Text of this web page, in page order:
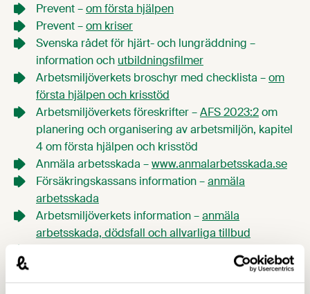
Prevent –om första hjälpen
Prevent –om kriser
Svenska rådet för hjärt- och lungräddning –
information och utbildningsfilmer
Arbetsmiljöverkets broschyr med checklista –om
första hjälpen och krisstöd
Arbetsmiljöverkets föreskrifter –AFS 2023:2om
planering och organisering av arbetsmiljön, kapitel
4 om första hjälpen och krisstöd
Anmäla arbetsskada –www.anmalarbetsskada.se
Försäkringskassans information –anmäla
arbetsskada
Arbetsmiljöverkets information –anmäla
arbetsskada, dödsfall och allvarliga tillbud